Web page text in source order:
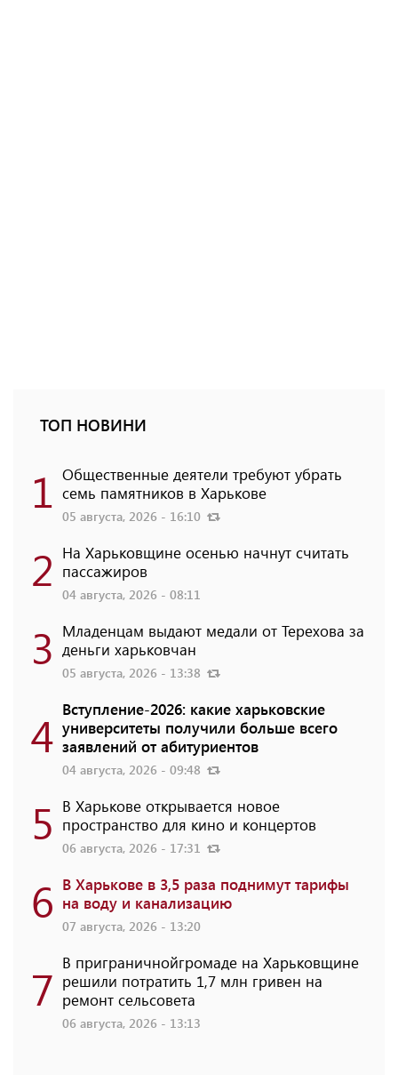
ТОП НОВИНИ
1 Общественные деятели требуют убрать
семь памятников в Харькове
05 августа, 2026 - 16:10
2 На Харьковщине осенью начнут считать
пассажиров
04 августа, 2026 - 08:11
3 Младенцам выдают медали от Терехова за
деньги харьковчан
05 августа, 2026 - 13:38
4 Вступление-2026: какие харьковские
университеты получили больше всего
заявлений от абитуриентов
04 августа, 2026 - 09:48
5 В Харькове открывается новое
пространство для кино и концертов
06 августа, 2026 - 17:31
6 В Харькове в 3,5 раза поднимут тарифы
на воду и канализацию
07 августа, 2026 - 13:20
7 В приграничнойгромаде на Харьковщине
решили потратить 1,7 млн ​​гривен на
ремонт сельсовета
06 августа, 2026 - 13:13